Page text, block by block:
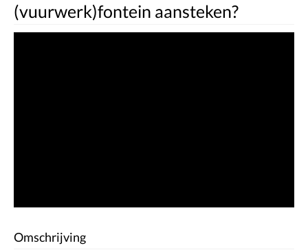
(vuurwerk)fontein aansteken?
Omschrijving